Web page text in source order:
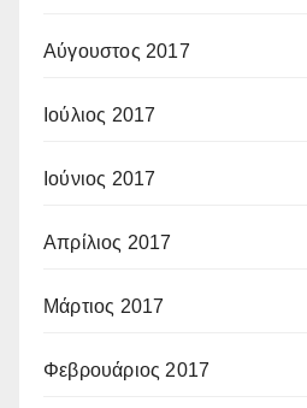
Αύγουστος 2017
Ιούλιος 2017
Ιούνιος 2017
Απρίλιος 2017
Μάρτιος 2017
Φεβρουάριος 2017